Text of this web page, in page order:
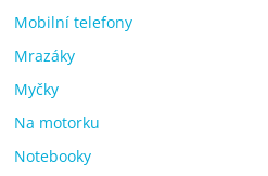
Mobilní telefony
Mrazáky
Myčky
Na motorku
Notebooky